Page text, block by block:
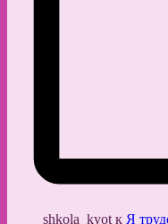
shkola_kyot к Я